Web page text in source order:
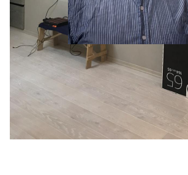
Evgeniy Ermolaev